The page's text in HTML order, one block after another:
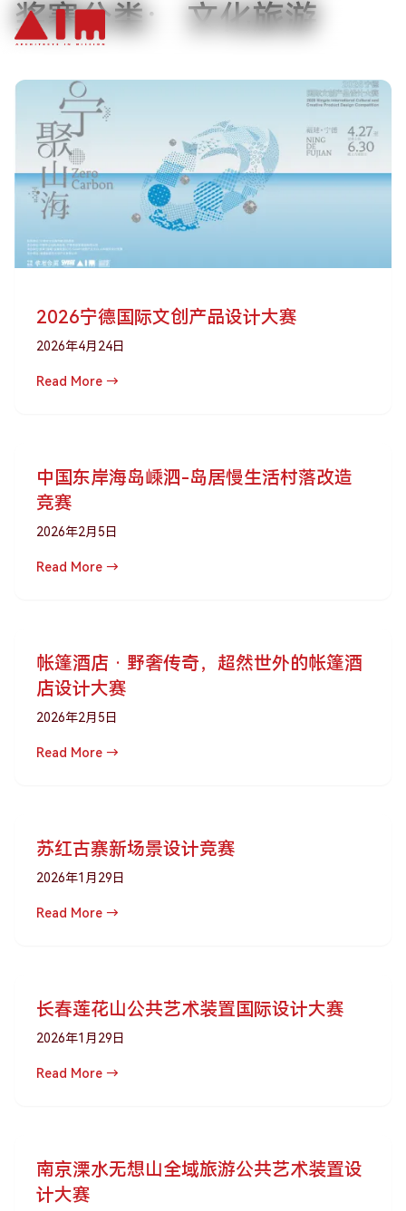
跳到主要内容
奖赛分类： 文化旅游
2026宁德国际文创产品设计大赛
2026年4月24日
Read More →
中国东岸海岛嵊泗-岛居慢生活村落改造
竞赛
2026年2月5日
Read More →
帐篷酒店 · 野奢传奇，超然世外的帐篷酒
店设计大赛
2026年2月5日
Read More →
苏红古寨新场景设计竞赛
2026年1月29日
Read More →
长春莲花山公共艺术装置国际设计大赛
2026年1月29日
Read More →
南京溧水无想山全域旅游公共艺术装置设
计大赛